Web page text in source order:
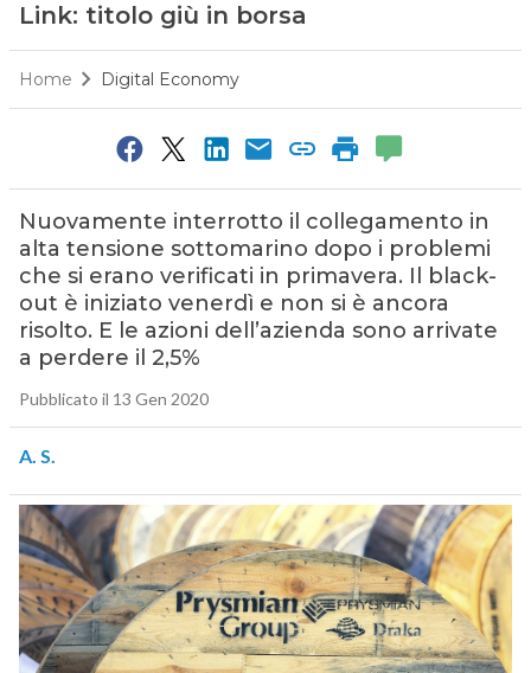
Link: titolo giù in borsa
Home Digital Economy
Nuovamente interrotto il collegamento in
alta tensione sottomarino dopo i problemi
che si erano verificati in primavera. Il black-
out è iniziato venerdì e non si è ancora
risolto. E le azioni dell’azienda sono arrivate
a perdere il 2,5%
Pubblicato il 13 Gen 2020
A. S.